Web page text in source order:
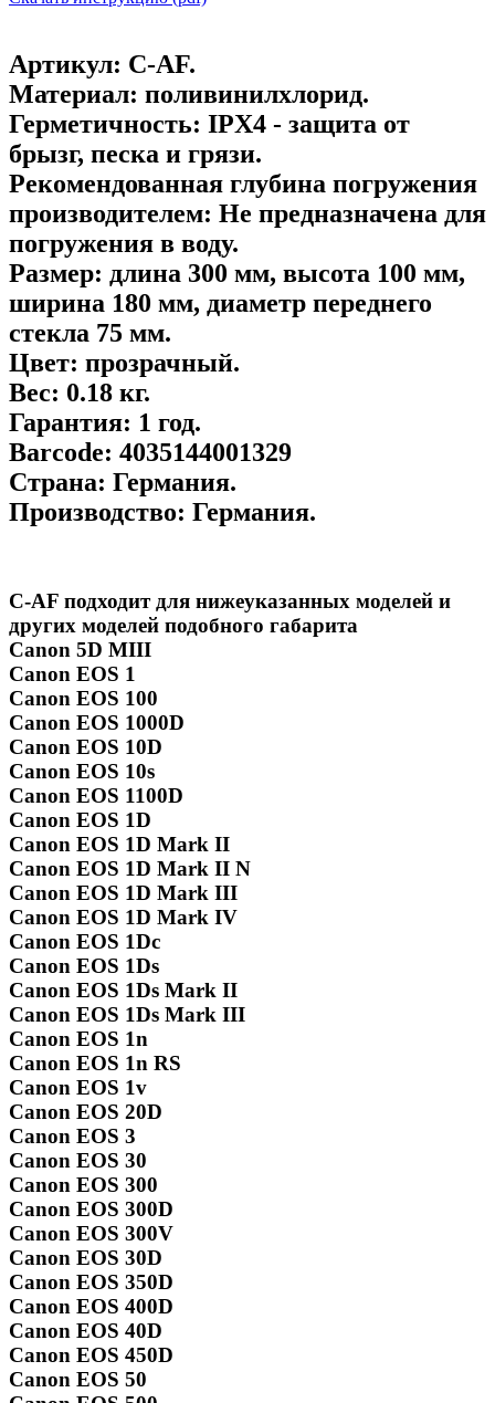
Артикул: C-AF.
Материал: поливинилхлорид.
Герметичность: IPX4 - защита от
брызг, песка и грязи.
Рекомендованная глубина погружения
производителем: Не предназначена для
погружения в воду.
Размер: длина 300 мм, высота 100 мм,
ширина 180 мм, диаметр переднего
стекла 75 мм.
Цвет: прозрачный.
Вес: 0.18 кг.
Гарантия: 1 год.
Barcode: 4035144001329
Страна: Германия.
Производство: Германия.
C-AF подходит для нижеуказанных моделей и
других моделей подобного габарита
Canon 5D MIII
Canon EOS 1
Canon EOS 100
Canon EOS 1000D
Canon EOS 10D
Canon EOS 10s
Canon EOS 1100D
Canon EOS 1D
Canon EOS 1D Mark II
Canon EOS 1D Mark II N
Canon EOS 1D Mark III
Canon EOS 1D Mark IV
Canon EOS 1Dc
Canon EOS 1Ds
Canon EOS 1Ds Mark II
Canon EOS 1Ds Mark III
Canon EOS 1n
Canon EOS 1n RS
Canon EOS 1v
Canon EOS 20D
Canon EOS 3
Canon EOS 30
Canon EOS 300
Canon EOS 300D
Canon EOS 300V
Canon EOS 30D
Canon EOS 350D
Canon EOS 400D
Canon EOS 40D
Canon EOS 450D
Canon EOS 50